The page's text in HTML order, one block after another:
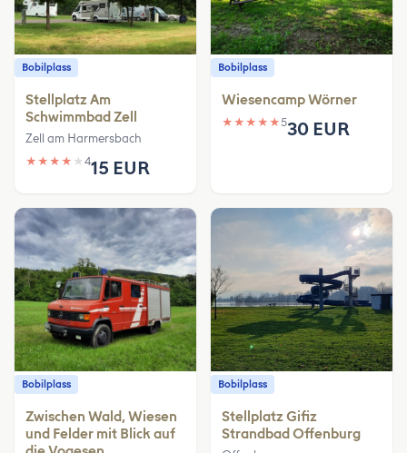
Bobilplass
Stellplatz Am
Schwimmbad Zell
Zell am Harmersbach
★ ★ ★ ★ ★ 415 EUR
Bobilplass
Wiesencamp Wörner
★ ★ ★ ★ ★530 EUR
Bobilplass
Zwischen Wald, Wiesen
und Felder mit Blick auf
Bobilplass
Stellplatz Gifiz
Strandbad Offenburg